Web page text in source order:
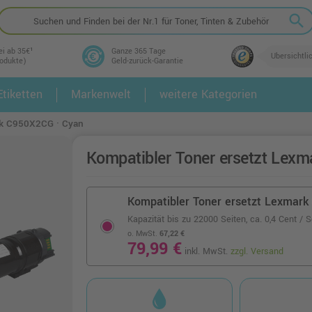
search
ab 35€¹
Ganze 365 Tage
Geld-zurück-Garantie
2.
Markenwelt weitere Kategorien
· Cyan
Kompatibler Toner ersetzt
Kompatibler Toner ersetzt Lexmark
Kapazität bis zu 22000 Seiten, ca. 0,4 Cent /
o. MwSt. 67,22 €
79,99 € inkl. MwSt. zzgl. Versand